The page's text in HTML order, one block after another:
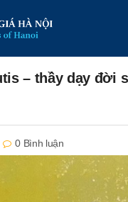
– thầy dạy đời
0 Bình luận